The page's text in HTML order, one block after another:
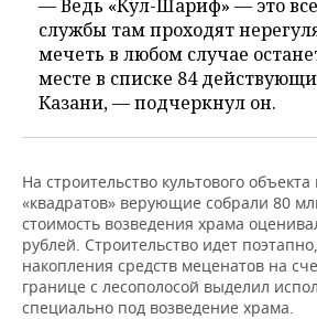
ФИГУРНОЕ КАТАНИЕ
ВОДНЫЕ ВИДЫ СПОРТА
ХОККЕЙ С МЯЧОМ
МЕДИЦИНА
ОБРАЗОВАНИЕ
ПРОИСШЕСТВИЯ
— Ведь «Кул-Шариф» — это
службы там проходят
мечеть в любом случае
месте в списке 84
Казани, — подчеркнул он.
На строительство культового
«квадратов» верующие собрали 80
стоимость возведения храма
рублей. Строительство идет
накопления средств меценатов на
границе с лесополосой выделил
специально под возведение храма.